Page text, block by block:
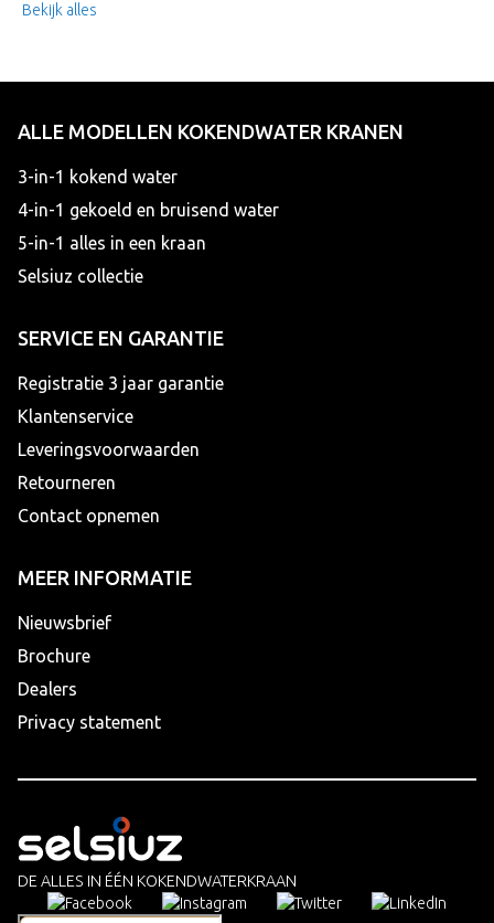
Bekijk alles
DE ALLES IN ÉÉN KOKENDWATERKRAAN
ALLE MODELLEN KOKENDWATER KRANEN
3-in-1 kokend water
4-in-1 gekoeld en bruisend water
5-in-1 alles in een kraan
Selsiuz collectie
SERVICE EN GARANTIE
Registratie 3 jaar garantie
Klantenservice
Leveringsvoorwaarden
Retourneren
Contact opnemen
MEER INFORMATIE
Nieuwsbrief
Brochure
Dealers
Privacy statement